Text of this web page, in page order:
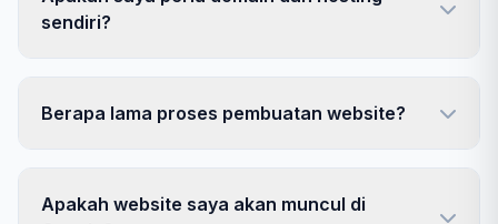
sendiri?
Berapa lama proses pembuatan website?
Apakah website saya akan muncul di